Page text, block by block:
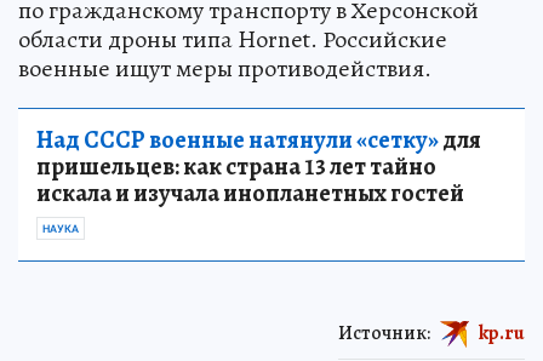
по гражданскому транспорту в Херсонской
области дроны типа Hornet. Российские
военные ищут меры противодействия.
Над СССР военные натянули «сетку»для
пришельцев: как страна 13 лет тайно
искала и изучала инопланетных гостей
НАУКА
Источник: kp.ru